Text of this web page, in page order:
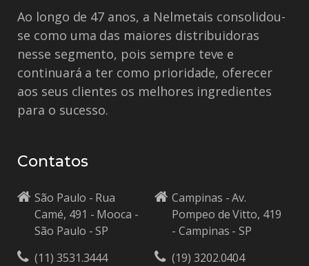
Ao longo de 47 anos, a Nelmetais consolidou-
se como uma das maiores distribuidoras
nesse segmento, pois sempre teve e
continuará a ter como prioridade, oferecer
aos seus clientes os melhores ingredientes
para o sucesso.
Contatos
São Paulo - Rua
Camé, 491 - Mooca -
São Paulo - SP
(11) 3531.3444
Campinas - Av.
Pompeo de Vitto, 419
- Campinas - SP
(19) 3202.0404